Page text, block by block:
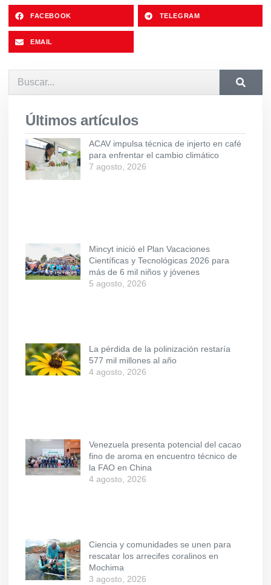
FACEBOOK TELEGRAM
EMAIL
Últimos artículos
ACAV impulsa técnica de injerto en café
para enfrentar el cambio climático
7 agosto, 2026
Mincyt inició el Plan Vacaciones
Científicas y Tecnológicas 2026 para
más de 6 mil niños y jóvenes
5 agosto, 2026
La pérdida de la polinización restaría
577 mil millones al año
4 agosto, 2026
Venezuela presenta potencial del cacao
fino de aroma en encuentro técnico de
la FAO en China
4 agosto, 2026
Ciencia y comunidades se unen para
rescatar los arrecifes coralinos en
Mochima
3 agosto, 2026